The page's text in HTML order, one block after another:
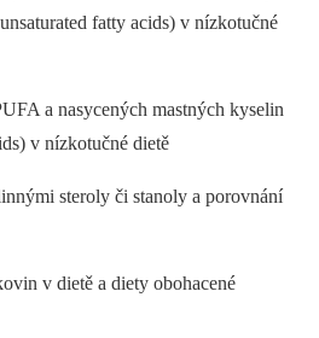
fatty acids) v nízkotučné
a nasycených mastných kyselin
v nízkotučné dietě
steroly či stanoly a porovnání
v dietě a diety obohacené